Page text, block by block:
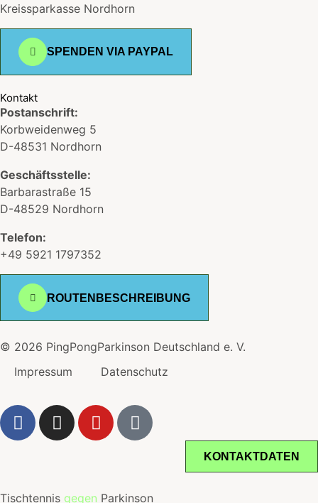
Kreissparkasse Nordhorn
SPENDEN VIA PAYPAL
Kontakt
Postanschrift:
Korbweidenweg 5
D-48531 Nordhorn
Geschäftsstelle:
Barbarastraße 15
D-48529 Nordhorn
Telefon:
+49 5921 1797352
ROUTENBESCHREIBUNG
© 2026 PingPongParkinson Deutschland e. V.
Impressum
Datenschutz
KONTAKTDATEN
Tischtennis gegen Parkinson